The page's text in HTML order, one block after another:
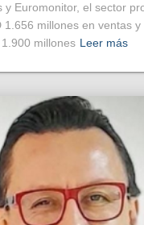
y Euromonitor, el sector
1.656 millones en ventas
millones Leer más